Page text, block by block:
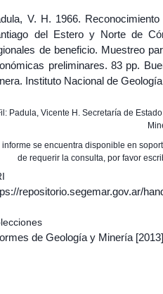
V. H. 1966.
del Estero y Norte de
de beneficio. Muestreo
preliminares. 83 pp.
Instituto Nacional de
Padula, Vicente H. Secretaría de
informe se encuentra disponible en
de requerir la consulta, por favor
repositorio.segemar.gov.ar/
de Geología y Minería [2013]